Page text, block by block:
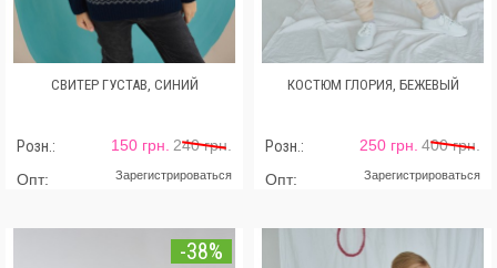
СВИТЕР ГУСТАВ, СИНИЙ
Розн.: 150 грн. 240 грн.
Опт:
Зарегистрироваться
КОСТЮМ ГЛОРИЯ, БЕЖЕВЫЙ
Розн.: 250 грн. 400 грн.
Опт:
Зарегистрироваться
-38%